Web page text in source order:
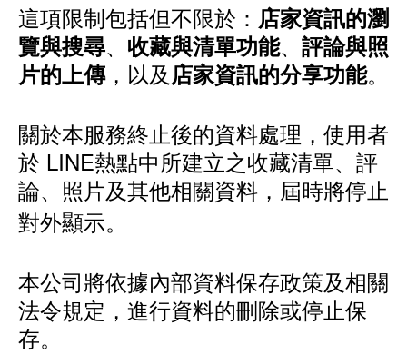
這項限制包括但不限於： 店家資訊的瀏
覽與搜尋、 收藏與清單功能、 評論與照
片的上傳，以及店家資訊的分享功能。
關於本服務終止後的資料處理，使用者
於 LINE熱點中所建立之收藏清單、評
論、照片及其他相關資料，屆時將停止
對外顯示。
本公司將依據內部資料保存政策及相關
法令規定，進行資料的刪除或停止保
存。